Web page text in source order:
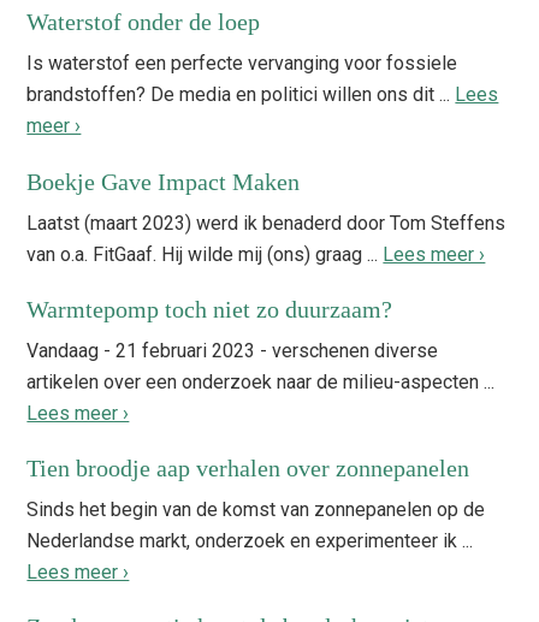
Waterstof onder de loep
Is waterstof een perfecte vervanging voor fossiele
brandstoffen? De media en politici willen ons dit ... Lees
meer ›
Boekje Gave Impact Maken
Laatst (maart 2023) werd ik benaderd door Tom Steffens
van o.a. FitGaaf. Hij wilde mij (ons) graag ... Lees meer ›
Warmtepomp toch niet zo duurzaam?
Vandaag - 21 februari 2023 - verschenen diverse
artikelen over een onderzoek naar de milieu-aspecten ...
Lees meer ›
Tien broodje aap verhalen over zonnepanelen
Sinds het begin van de komst van zonnepanelen op de
Nederlandse markt, onderzoek en experimenteer ik ...
Lees meer ›